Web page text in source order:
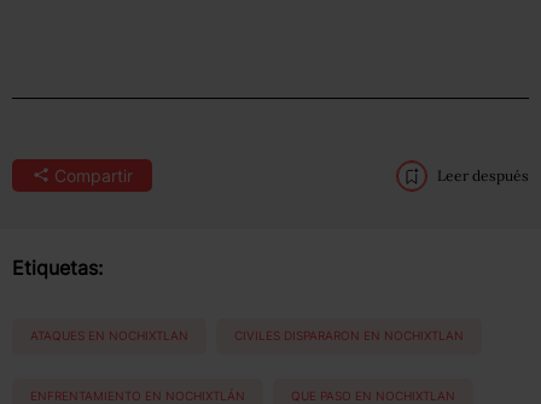
Compartir Leer después
Etiquetas:
ATAQUES EN NOCHIXTLAN CIVILES DISPARARON EN NOCHIXTLAN
ENFRENTAMIENTO EN NOCHIXTLÁN QUE PASO EN NOCHIXTLAN